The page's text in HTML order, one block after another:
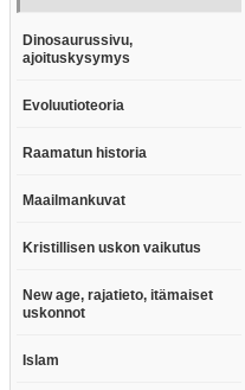
Dinosaurussivu,
ajoituskysymys
Evoluutioteoria
Raamatun historia
Maailmankuvat
Kristillisen uskon vaikutus
New age, rajatieto, itämaiset
uskonnot
Islam